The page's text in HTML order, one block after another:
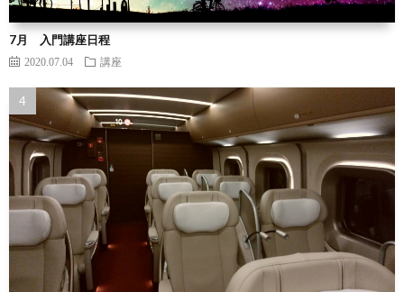
7月 入門講座日程
2020.07.04 講座